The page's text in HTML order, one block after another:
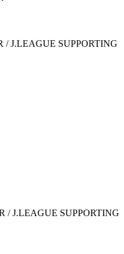
/ J.LEAGUE SUPPORTING
/ J.LEAGUE SUPPORTING